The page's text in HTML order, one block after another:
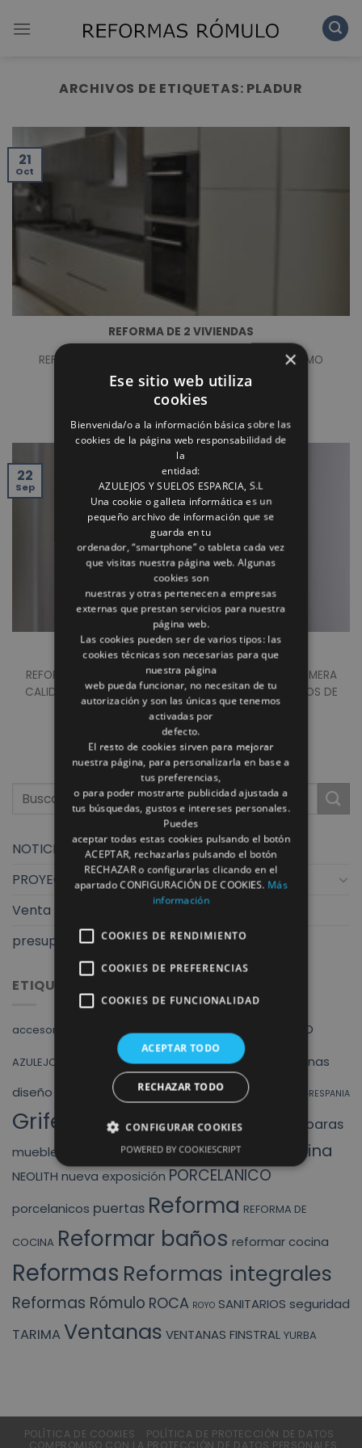
ARCHIVOS DE ETIQUETAS: PLADUR
REFORMA DE 2 VIVIENDAS
REFORMA DE DOS VIVIENDAS REALIZADAS EN EL MISMO
BLOQUE. PLANTA BAJA:TECHOS DE PLADUR CON
ILUMINACIÓN [...]
21
Oct
REFORMA
REFORMA REALIZADA EN ALBACETE. MATERIALES DE PRIMERA
CALIDAD, ENCIMERA DE COCINA PORCELANICA, TECHOS DE
PLADUR [...]
22
Sep
NOTICIAS
PROYECTOS
Venta y exposición
presupuestos finstral
ETIQUETAS
accesorios baño AlbaceteALVICARMARIOS AZULEJO
AZULEJOS bañobañoscocina
cocinas
diseño
DUCHAS exposicion finstral GRESPANIA
Griferias HIDRAULICOS INODORO liquidacion mamparas
mueble baño MUEBLES BAÑO muebles cocina
NEOLITH nueva exposición PORCELANICO
porcelanicos puertas Reforma REFORMA DE
COCINA Reformar baños reformar cocina
Reformas Reformas integrales
Reformas Rómulo ROCA ROYO SANITARIOS seguridad
TARIMAVentanas VENTANAS FINSTRAL YURBA
POLÍTICA DE COOKIES
POLÍTICA DE PROTECCIÓN DE DATOS
×
Ese sitio web utiliza
cookies
Bienvenida/o a la información básica sobre las
cookies de la página web responsabilidad de
la
entidad:
AZULEJOS Y SUELOS ESPARCIA, S.L
Una cookie o galleta informática es un
pequeño archivo de información que se
guarda en tu
ordenador, “smartphone” o tableta cada vez
que visitas nuestra página web. Algunas
cookies son
nuestras y otras pertenecen a empresas
externas que prestan servicios para nuestra
página web.
Las cookies pueden ser de varios tipos: las
cookies técnicas son necesarias para que
nuestra página
web pueda funcionar, no necesitan de tu
autorización y son las únicas que tenemos
activadas por
defecto.
El resto de cookies sirven para mejorar
nuestra página, para personalizarla en base a
tus preferencias,
o para poder mostrarte publicidad ajustada a
tus búsquedas, gustos e intereses personales.
Puedes
aceptar todas estas cookies pulsando el botón
ACEPTAR, rechazarlas pulsando el botón
RECHAZAR o configurarlas clicando en el
apartado CONFIGURACIÓN DE COOKIES. Más
información
COOKIES DE RENDIMIENTO
COOKIES DE PREFERENCIAS
COOKIES DE FUNCIONALIDAD
ACEPTAR TODO
RECHAZAR TODO
CONFIGURAR COOKIES
POWERED BY COOKIESCRIPT